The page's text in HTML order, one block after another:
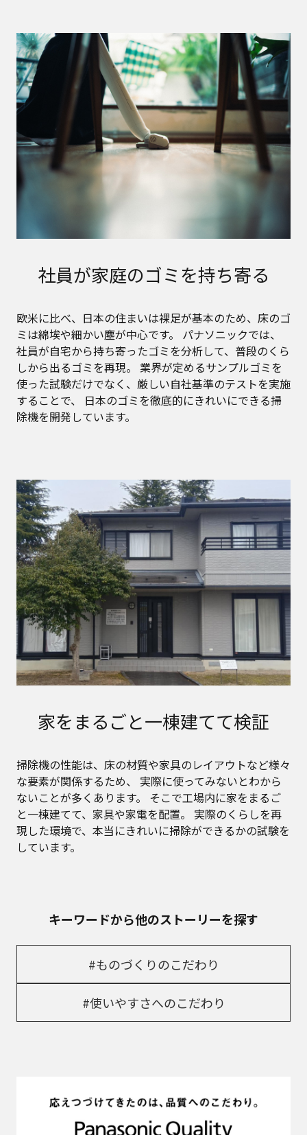
社員が家庭のゴミを持ち寄る
欧米に比べ、日本の住まいは裸足が基本のため、床のゴ
ミは綿埃や細かい塵が中心です。
パナソニックでは、
社員が自宅から持ち寄ったゴミを分析して、普段のくら
しから出るゴミを再現。 業界が定めるサンプルゴミを
使った試験だけでなく、厳しい自社基準のテストを実施
することで、
日本のゴミを徹底的にきれいにできる掃
除機を開発しています。
家をまるごと一棟建てて検証
掃除機の性能は、床の材質や家具のレイアウトなど様々
な要素が関係するため、
実際に使ってみないとわから
ないことが多くあります。
そこで工場内に家をまるご
と一棟建てて、家具や家電を配置。
実際のくらしを再
現した環境で、本当にきれいに掃除ができるかの試験を
しています。
キーワードから他のストーリーを探す
#ものづくりのこだわり
#使いやすさへのこだわり